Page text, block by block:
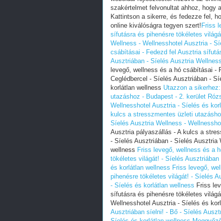
szakértelmet felvonultat ahhoz, hogy
Kattintson a sikerre, és fedezze fel,
online kiválóságra tegyen szert! Friss
sífutásra és pihenésre tökéletes
Wellness - Wellnesshotel Ausztria -
csábításai - Fedezd fel Ausztria
Ausztriában - Síelés Ausztria
levegő, wellness és a hó csábításai -
Ceglédbercel - Síelés Ausztriában -
korlátlan wellness Utazzon a
utazáshoz - Budapest - 2. kerület
Wellnesshotel Ausztria - Síelés és
kulcs a stresszmentes üzleti
Síelés Ausztria Wellness -
Ausztria pályaszállás - A kulcs a
- Síelés Ausztriában - Síelés Ausztria
wellness Friss levegő, wellness és a
tökéletes világát! - Síelés
és korlátlan wellness Friss levegő,
pihenésre tökéletes világát! - Síelés
- Síelés és korlátlan wellness Friss
sífutásra és pihenésre tökéletes
Wellnesshotel Ausztria - Síelés és
Ausztriában síelni! - Bő - Síelés